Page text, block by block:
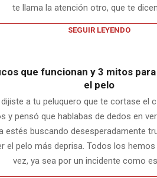
te llama la atención otro, que te
SEGUIR LEYENDO
que funcionan y 3 mitos
el pelo
dijiste a tu peluquero que te cortase el
y pensó que hablabas de dedos en
estés buscando desesperadamente
el pelo más deprisa. Todos los
vez, ya sea por un incidente como